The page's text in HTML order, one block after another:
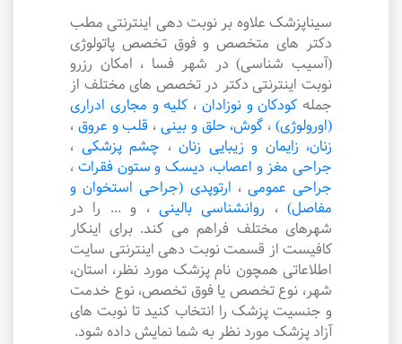
سیناپزشک علاوه بر نوبت دهی اینترنتی مطب
دکتر های متخصص و فوق تخصص پاتولوژی
(آسیب شناسی) در شهر فسا ، امکان رزرو
نوبت اینترنتی دکتر در تخصص های مختلف از
جمله کودکان و نوزادان ، کلیه و مجاری ادراری
(اورولوژی) ، گوش، حلق و بینی ، قلب و عروق ،
زنان، زایمان و زیبایی زنان ، چشم پزشکی ،
جراحی مغز و اعصاب، دیسک و ستون فقرات ،
جراحی عمومی ، ارتوپدی (جراحی استخوان و
مفاصل) ، روانشناسی بالینی ، و ... را در
شهرهای مختلف فراهم می کند. برای اینکار
کافیست از قسمت نوبت دهی اینترنتی سایت
اطلاعاتی همچون نام پزشک مورد نظر، استان،
شهر، نوع تخصص یا فوق تخصص، نوع خدمت
و جنسیت پزشک را انتخاب کنید تا نوبت های
آزاد پزشک مورد نظر به شما نمایش داده شود.